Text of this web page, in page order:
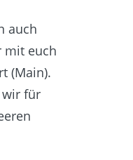
auch
mit euch
(Main).
wir für